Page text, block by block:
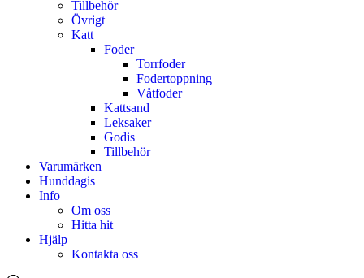
Tillbehör
Övrigt
Katt
Foder
Torrfoder
Fodertoppning
Våtfoder
Kattsand
Leksaker
Godis
Tillbehör
Varumärken
Hunddagis
Info
Om oss
Hitta hit
Hjälp
Kontakta oss